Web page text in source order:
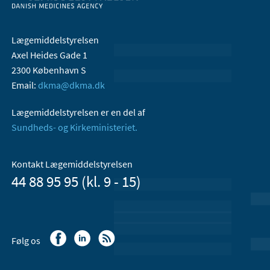
Lægemiddelstyrelsen
Axel Heides Gade 1
2300 København S
Email: dkma@dkma.dk
Lægemiddelstyrelsen er en del af
Sundheds- og Kirkeministeriet.
Kontakt Lægemiddelstyrelsen
44 88 95 95 (kl. 9 - 15)
Følg os